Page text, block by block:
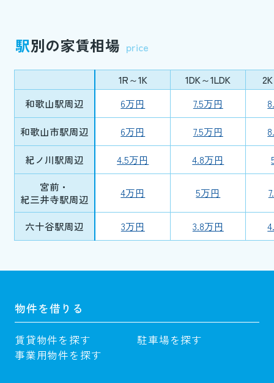
駅別の家賃相場 price
1R～1K 1DK～1LDK
和歌山駅周辺
6万円 7.5万円
和歌山市駅周辺 6万円 7.5万円
紀ノ川駅周辺 4.5万円 4.8万円
宮前・
紀三井寺駅周辺
4万円 5万円
六十谷駅周辺 3万円 3.8万円
物件を借りる
賃貸物件を探す
駐車場を探す
事業用物件を探す